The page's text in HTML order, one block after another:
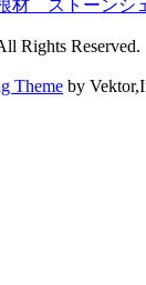
材 ストーンシ
Rights Reserved.
Theme by